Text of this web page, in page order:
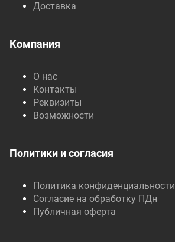
Доставка
Компания
О нас
Контакты
Реквизиты
Возможности
Политики и согласия
Политика конфиденциальности
Согласие на обработку ПДн
Публичная оферта